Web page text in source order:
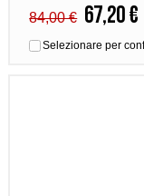
e chimico.
setosità, volume e
84,00 € 67,20 €
Selezionare per